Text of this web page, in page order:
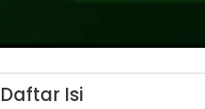
Daftar Isi